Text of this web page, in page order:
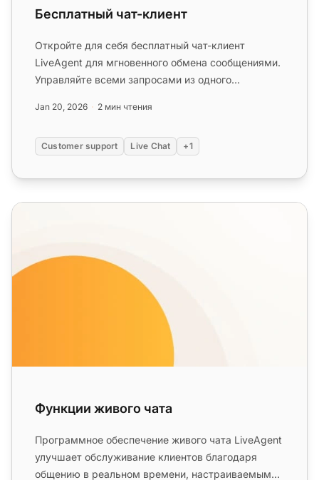
Бесплатный чат-клиент
Откройте для себя бесплатный чат-клиент
LiveAgent для мгновенного обмена сообщениями.
Управляйте всеми запросами из одного
Jan 20, 2026 2 мин чтения
Customer support Live Chat +1
Функции живого чата
Функции живого чата
Программное обеспечение живого чата LiveAgent
улучшает обслуживание клиентов благодаря
общению в реальном времени, настраиваемым